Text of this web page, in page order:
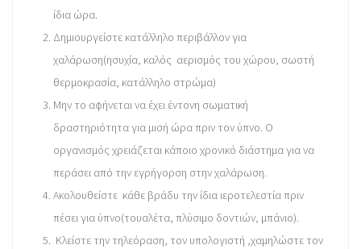
ίδια ώρα.
Δημιουργείστε κατάλληλο περιβάλλον για
χαλάρωση(ησυχία, καλός αερισμός του χώρου, σωστή
θερμοκρασία, κατάλληλο στρώμα)
Μην το αφήνεται να έχει έντονη σωματική
δραστηριότητα για μισή ώρα πριν τον ύπνο. Ο
οργανισμός χρειάζεται κάποιο χρονικό διάστημα για να
περάσει από την εγρήγορση στην χαλάρωση.
Ακολουθείστε κάθε βράδυ την ίδια ιεροτελεστία πριν
πέσει για ύπνο(τουαλέτα, πλύσιμο δοντιών, μπάνιο).
Κλείστε την τηλεόραση, τον υπολογιστή ,χαμηλώστε τον